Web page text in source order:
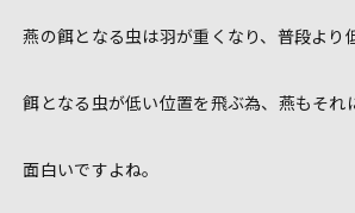
燕の餌となる虫は羽が重くなり、普段より
餌となる虫が低い位置を飛ぶ為、燕もそれ
面白いですよね。